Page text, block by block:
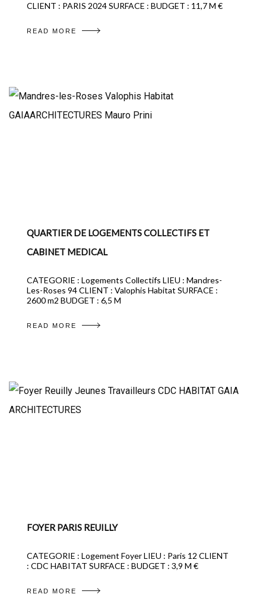
CLIENT : PARIS 2024 SURFACE : BUDGET : 11,7 M €
READ MORE
QUARTIER DE LOGEMENTS COLLECTIFS ET
CABINET MEDICAL
CATEGORIE : Logements Collectifs LIEU : Mandres-
Les-Roses 94 CLIENT : Valophis Habitat SURFACE :
2600 m2 BUDGET : 6,5 M
READ MORE
FOYER PARIS REUILLY
CATEGORIE : Logement Foyer LIEU : Paris 12 CLIENT
: CDC HABITAT SURFACE : BUDGET : 3,9 M €
READ MORE